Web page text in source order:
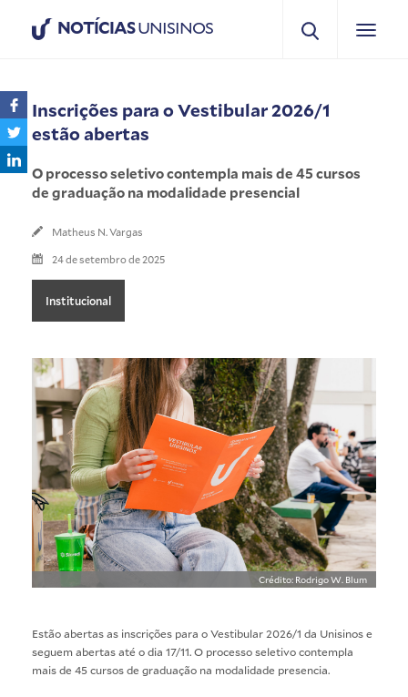
NOTÍCIASUNISINOS
Inscrições para o Vestibular 2026/1
estão abertas
O processo seletivo contempla mais de 45 cursos
de graduação na modalidade presencial
Matheus N. Vargas
24 de setembro de 2025
Institucional
Crédito: Rodrigo W. Blum
Estão abertas as inscrições para o Vestibular 2026/1 da Unisinos e
seguem abertas até o dia 17/11. O processo seletivo contempla
mais de 45 cursos de graduação na modalidade presencia.